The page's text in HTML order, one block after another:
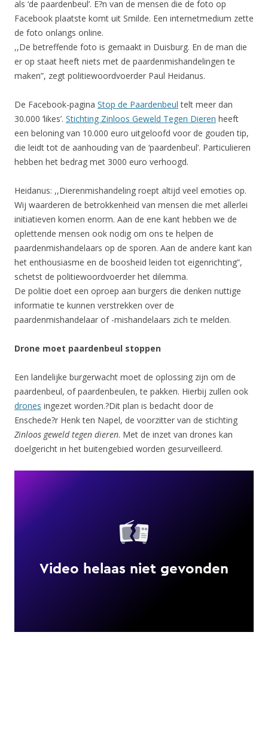
als ‘de paardenbeul’. E?n van de mensen die de foto op
Facebook plaatste komt uit Smilde. Een internetmedium zette
de foto onlangs online.
,,De betreffende foto is gemaakt in Duisburg. En de man die
er op staat heeft niets met de paardenmishandelingen te
maken”, zegt politiewoordvoerder Paul Heidanus.
De Facebook-pagina Stop de Paardenbeul telt meer dan
30.000 ‘likes’. Stichting Zinloos Geweld Tegen Dieren heeft
een beloning van 10.000 euro uitgeloofd voor de gouden tip,
die leidt tot de aanhouding van de ‘paardenbeul’. Particulieren
hebben het bedrag met 3000 euro verhoogd.
Heidanus: ,,Dierenmishandeling roept altijd veel emoties op.
Wij waarderen de betrokkenheid van mensen die met allerlei
initiatieven komen enorm. Aan de ene kant hebben we de
oplettende mensen ook nodig om ons te helpen de
paardenmishandelaars op de sporen. Aan de andere kant kan
het enthousiasme en de boosheid leiden tot eigenrichting”,
schetst de politiewoordvoerder het dilemma.
De politie doet een oproep aan burgers die denken nuttige
informatie te kunnen verstrekken over de
paardenmishandelaar of -mishandelaars zich te melden.
Drone moet paardenbeul stoppen
Een landelijke burgerwacht moet de oplossing zijn om de
paardenbeul, of paardenbeulen, te pakken. Hierbij zullen ook
drones ingezet worden.?Dit plan is bedacht door de
Enschede?r Henk ten Napel, de voorzitter van de stichting
Zinloos geweld tegen dieren. Met de inzet van drones kan
doelgericht in het buitengebied worden gesurveilleerd.